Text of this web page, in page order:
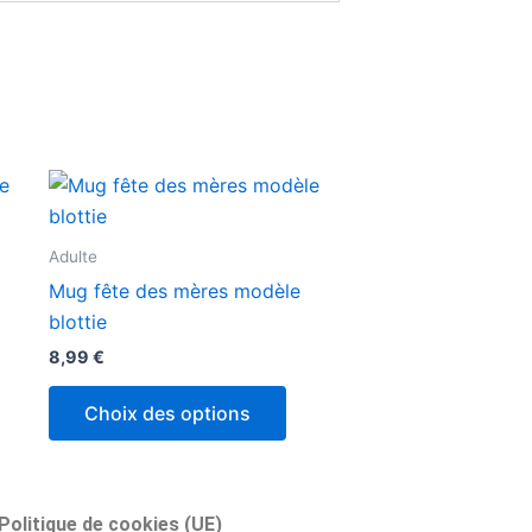
Adulte
Mug fête des mères modèle
blottie
8,99 €
Choix des options
de cookies (UE)